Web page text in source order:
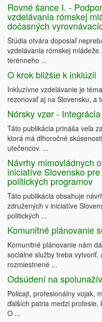
Rovné šance I. -
vzdelávania rómskej
dočasných
Štúdia otvára doposiaľ
vzdelávania rómskej
terénneho ...
O krok bližšie k inklúzii
Inkluzívne vzdelávanie je
rezonovať aj na Slovensku, a
Nórsky vzør -
Táto publikácia prináša veľa
ktorá má dlhoročné
utečencov. ...
Návrhy mimovládnych
iniciatíve Slovensko
politických programov
Táto publikácia obsahuje
združených v iniciatíve
politických ...
Komunitné plánovanie
Komunitné plánovanie nám
sociálne služby treba
rozmiestnené ...
Odsúdení na
Policajt, profesionálny vojak,
ďalších patria medzi profesie,
O ...